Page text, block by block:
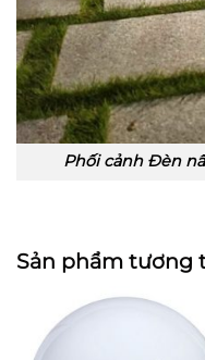
Phối cảnh Đèn
Sản phẩm tương